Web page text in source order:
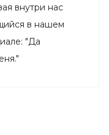
внутри нас
в нашем
"Да